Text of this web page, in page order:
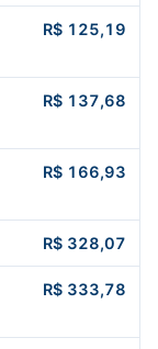
R$ 125,19
R$ 137,68
R$ 166,93
R$ 328,07
R$ 333,78